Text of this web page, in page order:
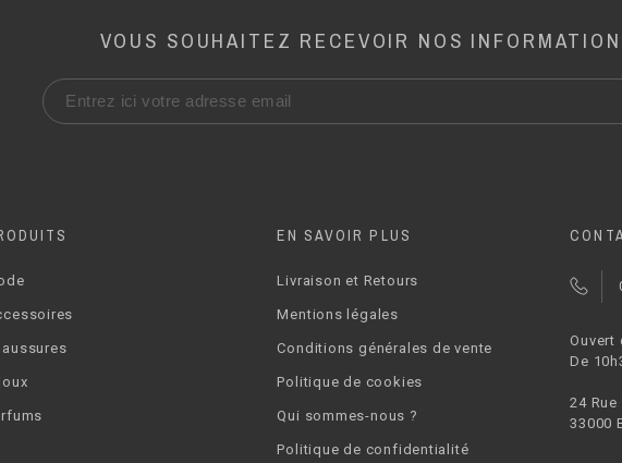
VOUS SOUHAITEZ RECEVOIR NOS
EN SAVOIR PLUS
Livraison et Retours
Mentions légales
Conditions générales de vente
Politique de cookies
Qui sommes-nous ?
Politique de confidentialité
Ouvert
De
24
33000